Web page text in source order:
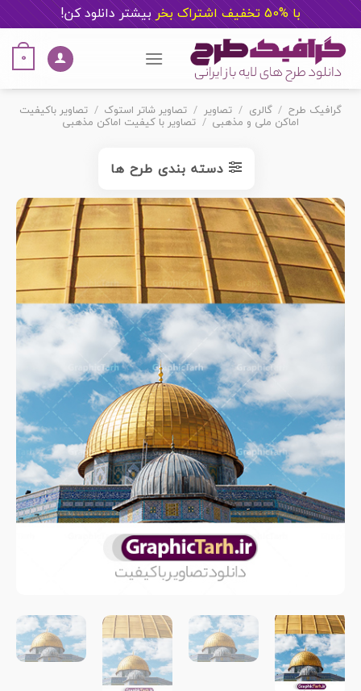
با %50 تخفیف اشتراک بخر بیشتر دانلود کن!
content
0
گرافیک طرح / گالری / تصاویر / تصاویر شاتر استوک / تصاویر باکیفیت
اماکن ملی و مذهبی / تصاویر با کیفیت اماکن مذهبی
دسته بندی طرح ها